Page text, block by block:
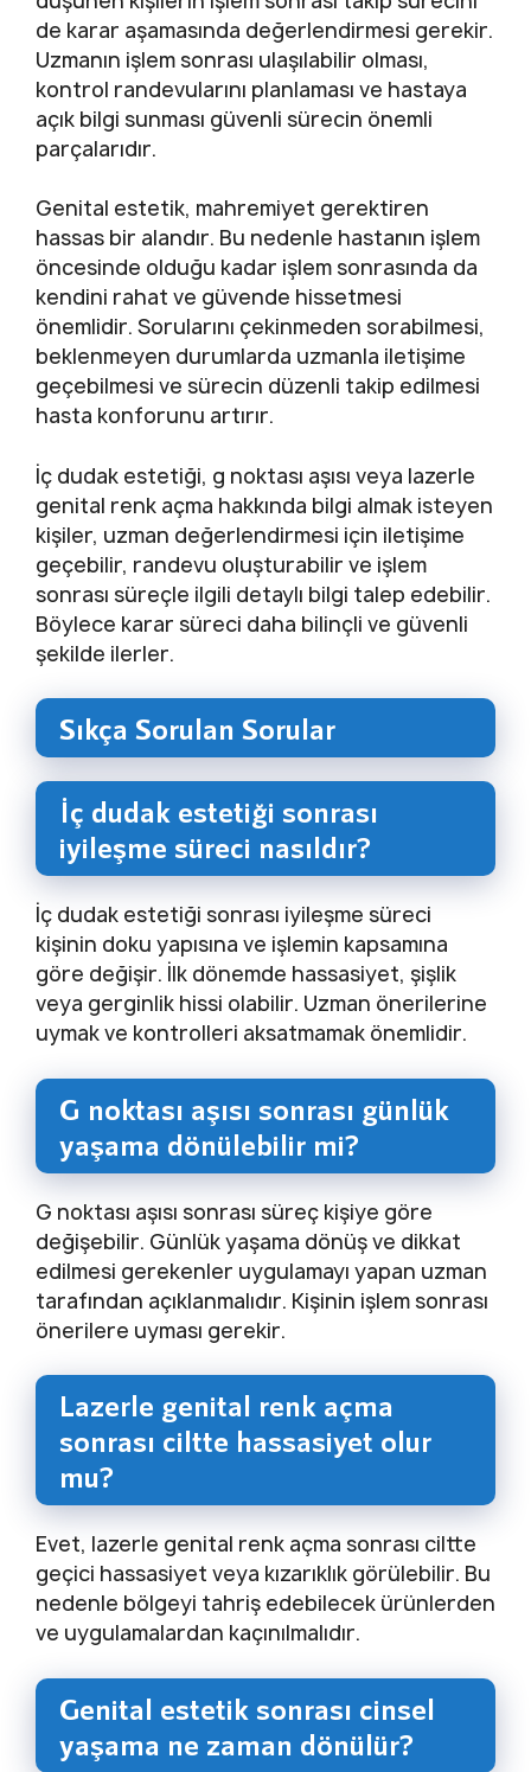
de karar aşamasında değerlendirmesi gerekir.
Uzmanın işlem sonrası ulaşılabilir olması,
kontrol randevularını planlaması ve hastaya
açık bilgi sunması güvenli sürecin önemli
parçalarıdır.
Genital estetik, mahremiyet gerektiren
hassas bir alandır. Bu nedenle hastanın işlem
öncesinde olduğu kadar işlem sonrasında da
kendini rahat ve güvende hissetmesi
önemlidir. Sorularını çekinmeden sorabilmesi,
beklenmeyen durumlarda uzmanla iletişime
geçebilmesi ve sürecin düzenli takip edilmesi
hasta konforunu artırır.
İç dudak estetiği, g noktası aşısı veya lazerle
genital renk açma hakkında bilgi almak isteyen
kişiler, uzman değerlendirmesi için iletişime
geçebilir, randevu oluşturabilir ve işlem
sonrası süreçle ilgili detaylı bilgi talep edebilir.
Böylece karar süreci daha bilinçli ve güvenli
şekilde ilerler.
Sıkça Sorulan Sorular
İç dudak estetiği sonrası
iyileşme süreci nasıldır?
İç dudak estetiği sonrası iyileşme süreci
kişinin doku yapısına ve işlemin kapsamına
göre değişir. İlk dönemde hassasiyet, şişlik
veya gerginlik hissi olabilir. Uzman önerilerine
uymak ve kontrolleri aksatmamak önemlidir.
G noktası aşısı sonrası günlük
yaşama dönülebilir mi?
G noktası aşısı sonrası süreç kişiye göre
değişebilir. Günlük yaşama dönüş ve dikkat
edilmesi gerekenler uygulamayı yapan uzman
tarafından açıklanmalıdır. Kişinin işlem sonrası
önerilere uyması gerekir.
Lazerle genital renk açma
sonrası ciltte hassasiyet olur
mu?
Evet, lazerle genital renk açma sonrası ciltte
geçici hassasiyet veya kızarıklık görülebilir. Bu
nedenle bölgeyi tahriş edebilecek ürünlerden
ve uygulamalardan kaçınılmalıdır.
Genital estetik sonrası cinsel
yaşama ne zaman dönülür?